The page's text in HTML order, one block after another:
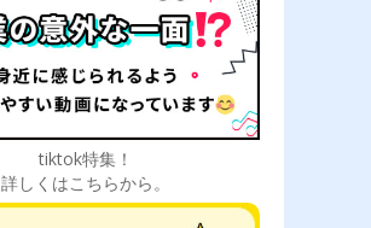
tiktok特集！
詳しくはこちらから。